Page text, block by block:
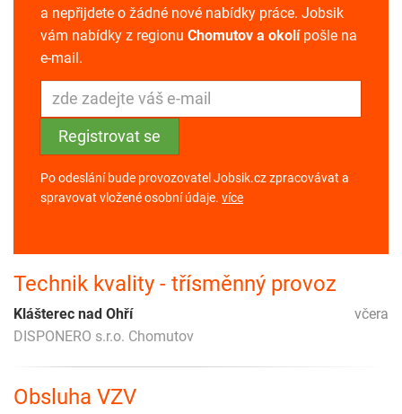
a nepřijdete o žádné nové nabídky práce. Jobsik
vám nabídky z regionu Chomutov a okolípošle na
e-mail.
Po odeslání bude provozovatel Jobsik.cz zpracovávat a
spravovat vložené osobní údaje. více
Technik kvality - třísměnný provoz
včera
Klášterec nad Ohří
DISPONERO s.r.o. Chomutov
Obsluha VZV